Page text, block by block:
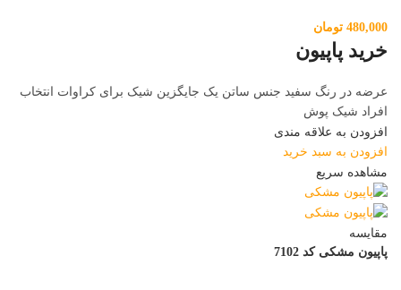
480,000 تومان
خرید پاپیون
عرضه در رنگ سفید جنس ساتن یک جایگزین شیک برای کراوات انتخاب
افراد شیک پوش
افزودن به علاقه مندی
افزودن به سبد خرید
مشاهده سریع
مقایسه
پاپیون مشکی کد 7102